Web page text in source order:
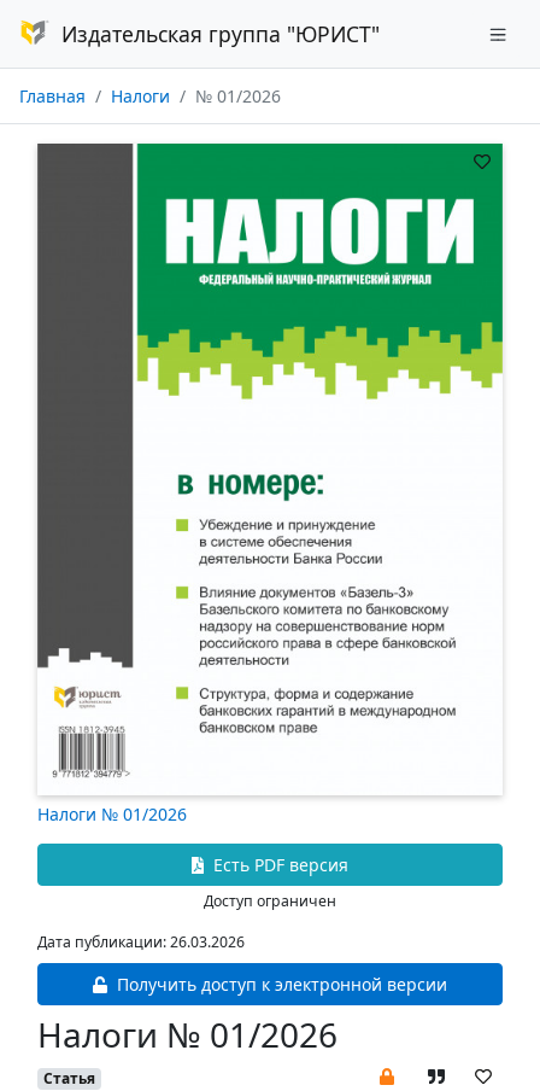
Издательская группа "ЮРИСТ"
Главная Налоги № 01/2026
Налоги № 01/2026
Есть PDF версия
Доступ ограничен
Дата публикации: 26.03.2026
Получить доступ к электронной версии
Налоги № 01/2026
Статья